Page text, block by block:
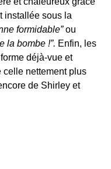
installée sous la
formidable”ou
la bombe !”. Enfin, les
déjà-vue et
nettement plus
de Shirley et